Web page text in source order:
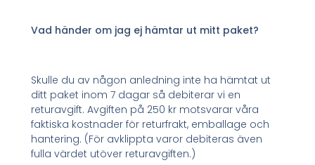
Vad händer om jag ej hämtar ut mitt paket?
Skulle du av någon anledning inte ha hämtat ut
ditt paket inom 7 dagar så debiterar vi en
returavgift. Avgiften på 250 kr motsvarar våra
faktiska kostnader för returfrakt, emballage och
hantering. (För avklippta varor debiteras även
fulla värdet utöver returavgiften.)